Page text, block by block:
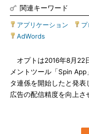
関連キーワード
アプリケーション
AdWords
オプトは2016年8月22
メントツール「Spin
タ連係を開始したと発
広告の配信精度を向上さ